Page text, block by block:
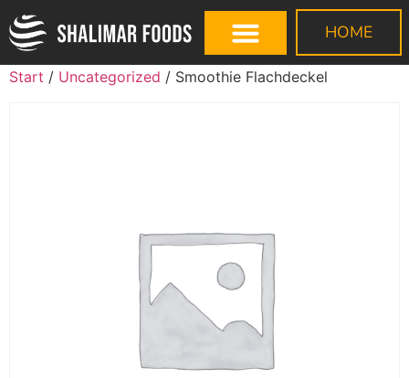
HOME
Start / Uncategorized / Smoothie Flachdeckel